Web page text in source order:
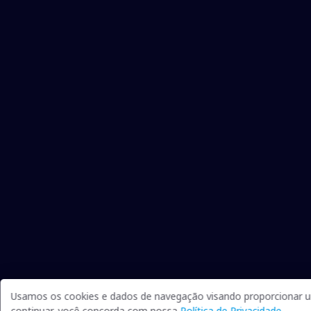
Usamos os cookies e dados de navegação visando